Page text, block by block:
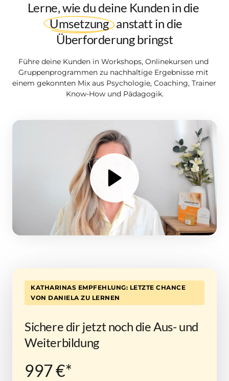
Umsetzung anstatt in die
Überforderung bringst
Führe deine Kunden in Workshops, Onlinekursen und
Gruppenprogrammen zu nachhaltige Ergebnisse mit
einem gekonnten Mix aus Psychologie, Coaching, Trainer
Know-How und Pädagogik.
KATHARINAS EMPFEHLUNG: LETZTE CHANCE
VON DANIELA ZU LERNEN
Sichere dir jetzt noch die Aus- und
Weiterbildung
997 €*